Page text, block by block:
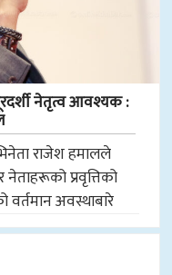
नेतृत्व आवश्यक :
राजेश हमालले
प्रवृत्तिको
वर्तमान अवस्थाबारे